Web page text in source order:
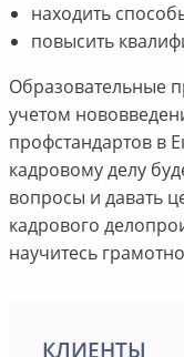
находить
повысить
Образовательные
учетом
профстандартов в
кадровому делу
вопросы и давать
кадрового
научитесь
КЛИЕНТЫ